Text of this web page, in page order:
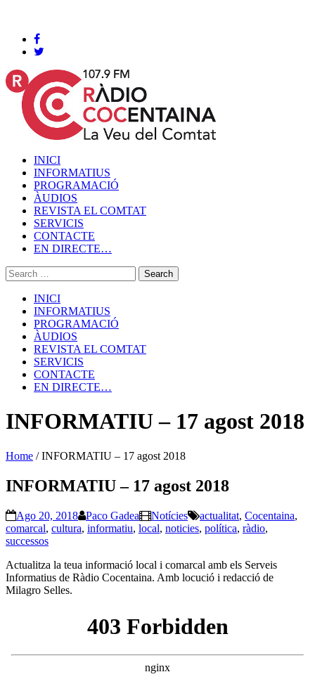
INICI
INFORMATIUS
PROGRAMACIÓ
ÀUDIOS
REVISTA EL COMTAT
SERVICIS
CONTACTE
EN DIRECTE…
INICI
INFORMATIUS
PROGRAMACIÓ
ÀUDIOS
REVISTA EL COMTAT
SERVICIS
CONTACTE
EN DIRECTE…
INFORMATIU – 17 agost 2018
Home /INFORMATIU – 17 agost 2018
INFORMATIU – 17 agost 2018
Ago 20, 2018 Paco Gadea Notícies actualitat, Cocentaina,
comarcal, cultura, informatiu, local, noticies, política, ràdio,
successos
Actualitza la teua informació local i comarcal amb els Serveis
Informatius de Ràdio Cocentaina. Amb locució i redacció de
Milagro Selles.